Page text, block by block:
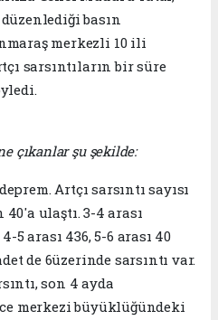
basın
merkezli 10 ili
sarsıntıların bir süre
çıkanlar şu şekilde:
Artçı sarsıntı sayısı
ulaştı. 3-4 arası
arası 436, 5-6 arası 40
de 6üzerinde sarsıntı var.
son 4 ayda
merkezi büyüklüğündeki